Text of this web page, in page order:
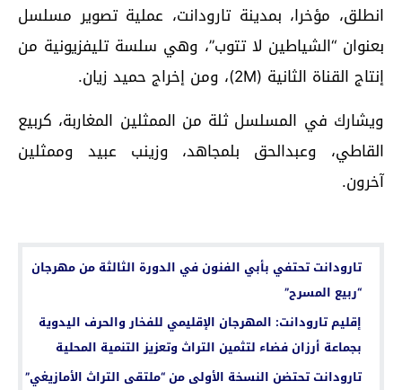
انطلق، مؤخرا، بمدينة تارودانت، عملية تصوير مسلسل
بعنوان “الشياطين لا تتوب”، وهي سلسة تليفزيونية من
إنتاج القناة الثانية (2M)، ومن إخراج حميد زيان.
ويشارك في المسلسل ثلة من الممثلين المغاربة، كربيع
القاطي، وعبدالحق بلمجاهد، وزينب عبيد وممثلين
آخرون.
تارودانت تحتفي بأبي الفنون في الدورة الثالثة من مهرجان
“ربيع المسرح”
إقليم تارودانت: المهرجان الإقليمي للفخار والحرف اليدوية
بجماعة أرزان فضاء لتثمين التراث وتعزيز التنمية المحلية
تارودانت تحتضن النسخة الأولى من “ملتقى التراث الأمازيغي”